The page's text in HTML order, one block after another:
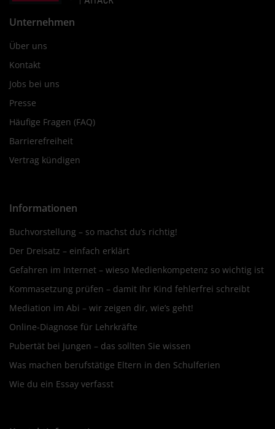
Unternehmen
Über uns
Kontakt
Jobs bei uns
Presse
Häufige Fragen (FAQ)
Barrierefreiheit
Vertrag kündigen
Informationen
Buchvorstellung – so machst du’s richtig!
Der Dreisatz – einfach erklärt
Gefahren im Internet – wieso Medienkompetenz so wichtig ist
Kommasetzung prüfen – damit Ihr Kind fehlerfrei schreibt
Mediation im Abi – wir zeigen dir, wie’s geht!
Online-Diagnose für Lehrkräfte
Pubertät bei Jungen – das sollten Sie wissen
Was machen berufstätige Eltern in den Schulferien
Wie du ein Essay verfasst